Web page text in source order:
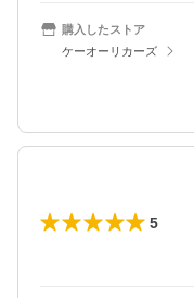
購入したストア
ケーオーリカーズ
5